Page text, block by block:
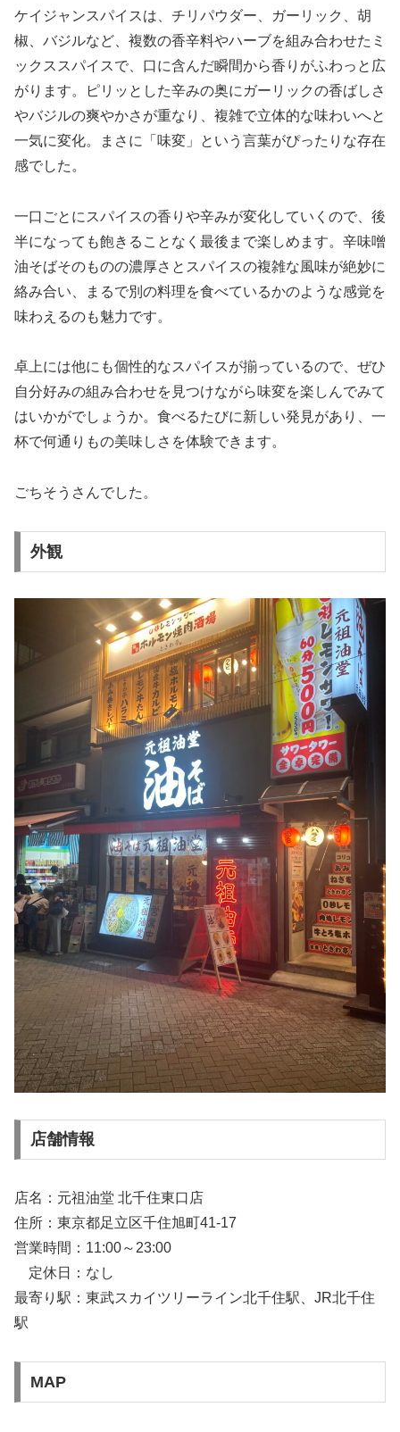
ケイジャンスパイスは、チリパウダー、ガーリック、胡
椒、バジルなど、複数の香辛料やハーブを組み合わせたミ
ックススパイスで、口に含んだ瞬間から香りがふわっと広
がります。ピリッとした辛みの奥にガーリックの香ばしさ
やバジルの爽やかさが重なり、複雑で立体的な味わいへと
一気に変化。まさに「味変」という言葉がぴったりな存在
感でした。
一口ごとにスパイスの香りや辛みが変化していくので、後
半になっても飽きることなく最後まで楽しめます。辛味噌
油そばそのものの濃厚さとスパイスの複雑な風味が絶妙に
絡み合い、まるで別の料理を食べているかのような感覚を
味わえるのも魅力です。
卓上には他にも個性的なスパイスが揃っているので、ぜひ
自分好みの組み合わせを見つけながら味変を楽しんでみて
はいかがでしょうか。食べるたびに新しい発見があり、一
杯で何通りもの美味しさを体験できます。
ごちそうさんでした。
外観
店舗情報
店名：元祖油堂 北千住東口店
住所：東京都足立区千住旭町41-17
営業時間：11:00～23:00
定休日：なし
最寄り駅：東武スカイツリーライン北千住駅、JR北千住
駅
MAP